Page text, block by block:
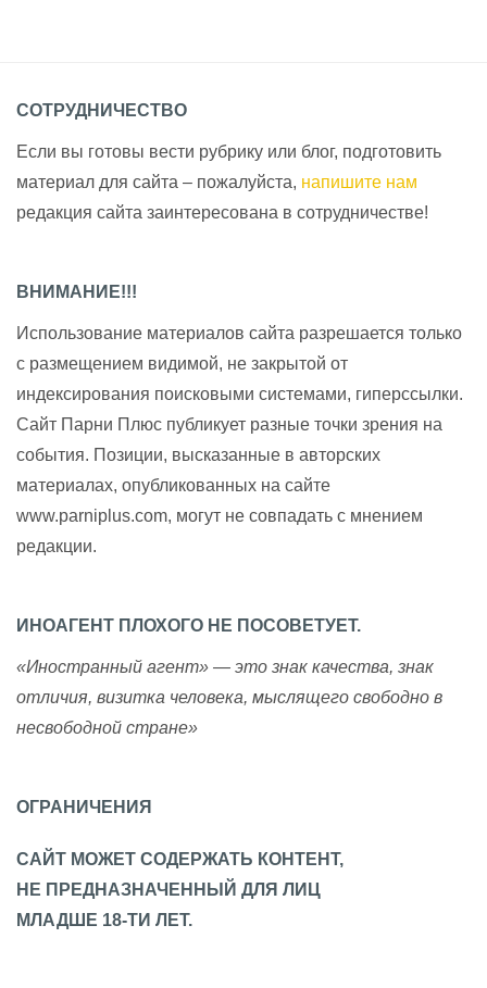
СОТРУДНИЧЕСТВО
Если вы готовы вести рубрику или блог, подготовить
материал для сайта – пожалуйста, напишите нам
редакция сайта заинтересована в сотрудничестве!
ВНИМАНИЕ!!!
Использование материалов сайта разрешается только
с размещением видимой, не закрытой от
индексирования поисковыми системами, гиперссылки.
Сайт Парни Плюс публикует разные точки зрения на
события. Позиции, высказанные в авторских
материалах, опубликованных на сайте
www.parniplus.com, могут не совпадать с мнением
редакции.
ИНОАГЕНТ ПЛОХОГО НЕ ПОСОВЕТУЕТ.
«Иностранный агент» — это знак качества, знак
отличия, визитка человека, мыслящего свободно в
несвободной стране»
ОГРАНИЧЕНИЯ
САЙТ МОЖЕТ СОДЕРЖАТЬ КОНТЕНТ,
НЕ ПРЕДНАЗНАЧЕННЫЙ ДЛЯ ЛИЦ
МЛАДШЕ 18-ТИ ЛЕТ.